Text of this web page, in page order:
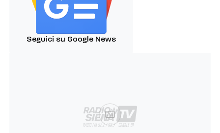
Seguici su Google News
Ad